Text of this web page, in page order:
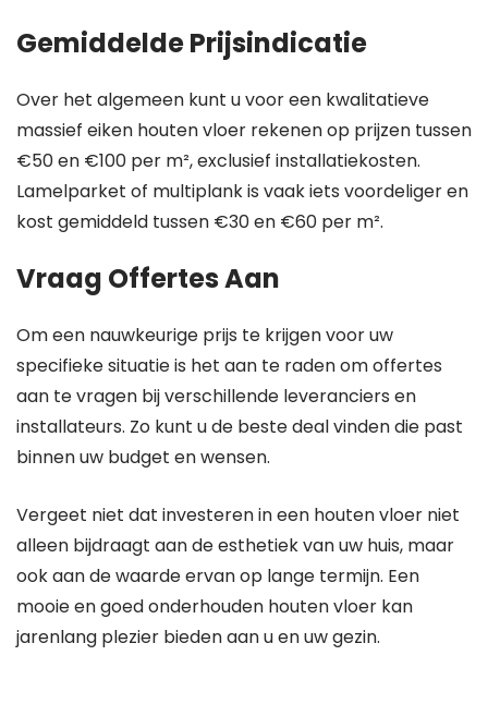
Gemiddelde Prijsindicatie
Over het algemeen kunt u voor een kwalitatieve
massief eiken houten vloer rekenen op prijzen tussen
€50 en €100 per m², exclusief installatiekosten.
Lamelparket of multiplank is vaak iets voordeliger en
kost gemiddeld tussen €30 en €60 per m².
Vraag Offertes Aan
Om een nauwkeurige prijs te krijgen voor uw
specifieke situatie is het aan te raden om offertes
aan te vragen bij verschillende leveranciers en
installateurs. Zo kunt u de beste deal vinden die past
binnen uw budget en wensen.
Vergeet niet dat investeren in een houten vloer niet
alleen bijdraagt aan de esthetiek van uw huis, maar
ook aan de waarde ervan op lange termijn. Een
mooie en goed onderhouden houten vloer kan
jarenlang plezier bieden aan u en uw gezin.